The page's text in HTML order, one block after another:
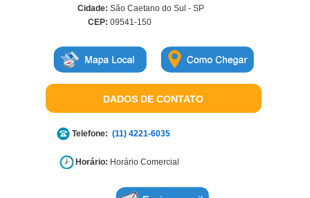
Cidade: São Caetano do Sul - SP
CEP: 09541-150
DADOS DE CONTATO
Telefone: (11) 4221-6035
Horário: Horário Comercial